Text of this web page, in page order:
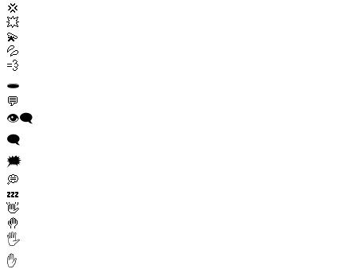
💢
💥
💫
💦
💨
🕳️
💬
👁️‍🗨️
🗨️
🗯️
💭
💤
👋
🤚
🖐️
✋